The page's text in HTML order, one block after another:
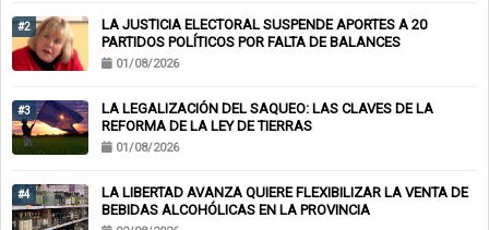
#2
LA JUSTICIA ELECTORAL SUSPENDE APORTES A 20
PARTIDOS POLÍTICOS POR FALTA DE BALANCES
01/08/2026
#3
LA LEGALIZACIÓN DEL SAQUEO: LAS CLAVES DE LA
REFORMA DE LA LEY DE TIERRAS
01/08/2026
#4
LA LIBERTAD AVANZA QUIERE FLEXIBILIZAR LA VENTA DE
BEBIDAS ALCOHÓLICAS EN LA PROVINCIA